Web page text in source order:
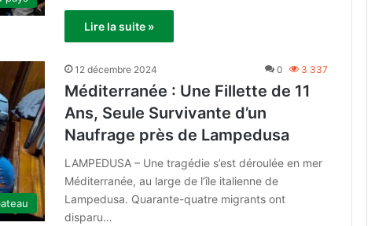
Lire la suite »
12 décembre 2024 0 3 337
Méditerranée : Une Fillette de 11
Ans, Seule Survivante d’un
Naufrage près de Lampedusa
LAMPEDUSA – Une tragédie s’est déroulée en mer
Méditerranée, au large de l’île italienne de
Lampedusa. Quarante-quatre migrants ont
disparu…